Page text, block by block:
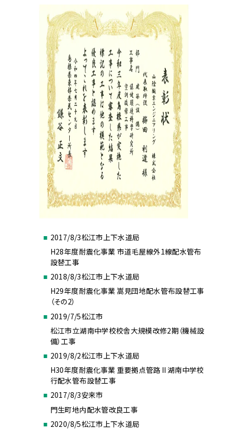
主な受賞（優良工事施工業者表彰）
2017/8/3松江市上下水道局
H28年度耐震化事業 市道毛屋線外1線配水管布
設替工事
2018/8/3松江市上下水道局
H29年度耐震化事業 嵩見団地配水管布設替工事
（その2）
2019/7/5松江市
松江市立湖南中学校校舎大規模改修2期（機械設
備）工事
2019/8/2松江市上下水道局
H30年度耐震化事業 重要拠点管路Ⅱ湖南中学校
行配水管布設替工事
2017/8/3安来市
門生町地内配水管改良工事
2020/8/5松江市上下水道局